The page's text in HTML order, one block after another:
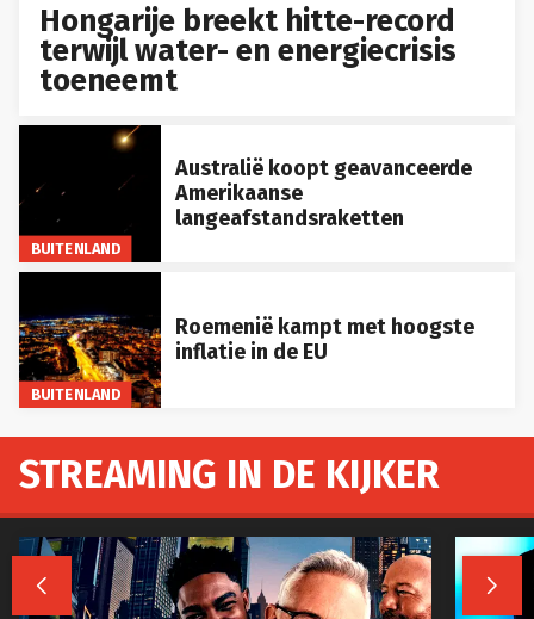
Hongarije breekt hitte-record
terwijl water- en energiecrisis
toeneemt
BUITENLAND
Australië koopt geavanceerde
Amerikaanse
langeafstandsraketten
BUITENLAND
Roemenië kampt met hoogste
inflatie in de EU
STREAMING IN DE KIJKER
 